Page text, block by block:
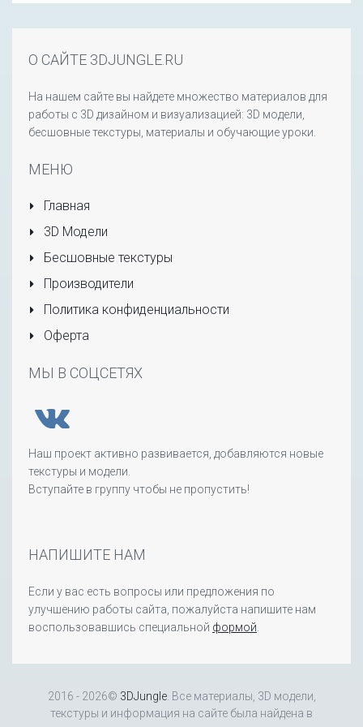
О САЙТЕ 3DJUNGLE.RU
На нашем сайте вы найдете множество материалов для
работы с 3D дизайном и визуализацией: 3D модели,
бесшовные текстуры, материалы и обучающие уроки.
МЕНЮ
Главная
3D Модели
Бесшовные текстуры
Производители
Политика конфиденциальности
Оферта
МЫ В СОЦСЕТЯХ
Наш проект активно развивается, добавляются новые
текстуры и модели.
Вступайте в группу чтобы не пропустить!
НАПИШИТЕ НАМ
Если у вас есть вопросы или предложения по
улучшению работы сайта, пожалуйста напишите нам
воспользовавшись специальной формой
2016 - 2026© 3DJungle. Все материалы, 3D модели,
текстуры и информация на сайте была найдена в